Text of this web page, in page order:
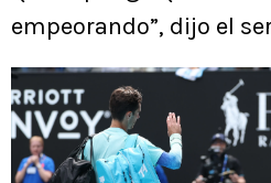
empeorando”, dijo el